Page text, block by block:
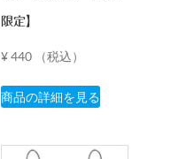
限定】
¥440 （税込）
商品の詳細を見る
こ
の
品